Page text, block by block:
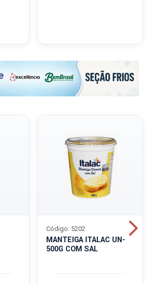
MANTEIGA ITALAC UN-
500G COM SAL
Código: 5202